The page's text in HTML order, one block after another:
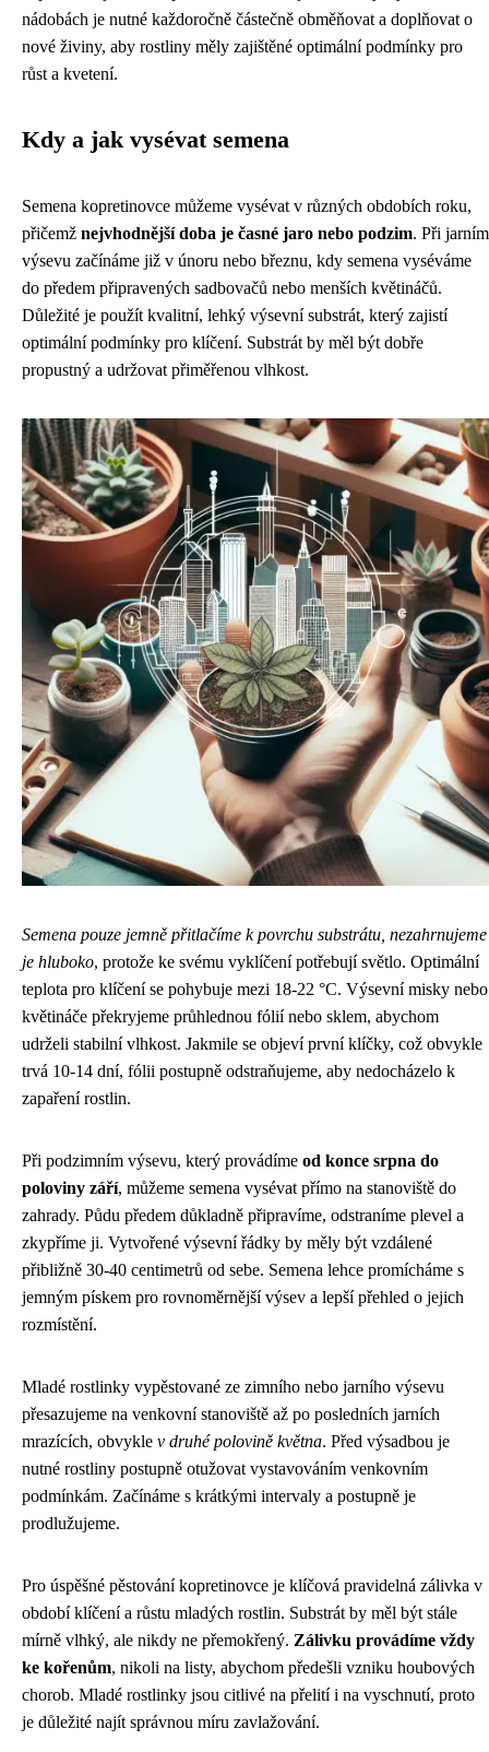
nádobách je nutné každoročně částečně obměňovat a doplňovat o
nové živiny, aby rostliny měly zajištěné optimální podmínky pro
růst a kvetení.
Kdy a jak vysévat semena
Semena kopretinovce můžeme vysévat v různých obdobích roku,
přičemž nejvhodnější doba je časné jaro nebo podzim. Při jarním
výsevu začínáme již v únoru nebo březnu, kdy semena vyséváme
do předem připravených sadbovačů nebo menších květináčů.
Důležité je použít kvalitní, lehký výsevní substrát, který zajistí
optimální podmínky pro klíčení. Substrát by měl být dobře
propustný a udržovat přiměřenou vlhkost.
Semena pouze jemně přitlačíme k povrchu substrátu, nezahrnujeme
je hluboko, protože ke svému vyklíčení potřebují světlo. Optimální
teplota pro klíčení se pohybuje mezi 18-22 °C. Výsevní misky nebo
květináče překryjeme průhlednou fólií nebo sklem, abychom
udrželi stabilní vlhkost. Jakmile se objeví první klíčky, což obvykle
trvá 10-14 dní, fólii postupně odstraňujeme, aby nedocházelo k
zapaření rostlin.
Při podzimním výsevu, který provádíme od konce srpna do
poloviny září, můžeme semena vysévat přímo na stanoviště do
zahrady. Půdu předem důkladně připravíme, odstraníme plevel a
zkypříme ji. Vytvořené výsevní řádky by měly být vzdálené
přibližně 30-40 centimetrů od sebe. Semena lehce promícháme s
jemným pískem pro rovnoměrnější výsev a lepší přehled o jejich
rozmístění.
Mladé rostlinky vypěstované ze zimního nebo jarního výsevu
přesazujeme na venkovní stanoviště až po posledních jarních
mrazících, obvykle v druhé polovině května. Před výsadbou je
nutné rostliny postupně otužovat vystavováním venkovním
podmínkám. Začínáme s krátkými intervaly a postupně je
prodlužujeme.
Pro úspěšné pěstování kopretinovce je klíčová pravidelná zálivka v
období klíčení a růstu mladých rostlin. Substrát by měl být stále
mírně vlhký, ale nikdy ne přemokřený. Zálivku provádíme vždy
ke kořenům, nikoli na listy, abychom předešli vzniku houbových
chorob. Mladé rostlinky jsou citlivé na přelití i na vyschnutí, proto
je důležité najít správnou míru zavlažování.